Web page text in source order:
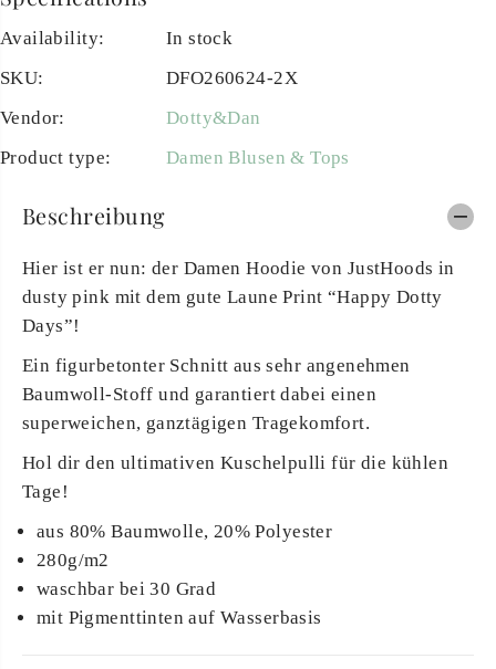
Availability:
In stock
SKU:
DFO260624-2X
Vendor:
Dotty&Dan
Product type:
Damen Blusen & Tops
Beschreibung
Hier ist er nun: der Damen Hoodie von JustHoods in
dusty pink mit dem gute Laune Print “Happy Dotty
Days”!
Ein figurbetonter Schnitt aus sehr angenehmen
Baumwoll-Stoff und garantiert dabei einen
superweichen, ganztägigen Tragekomfort.
Hol dir den ultimativen Kuschelpulli für die kühlen
Tage!
aus 80% Baumwolle, 20% Polyester
280g/m2
waschbar bei 30 Grad
mit Pigmenttinten auf Wasserbasis